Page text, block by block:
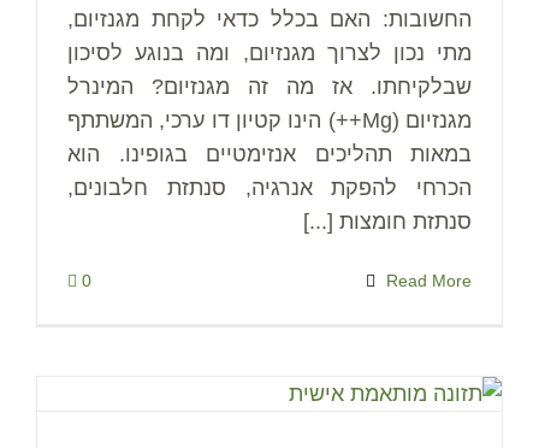
החשובות: האם בכלל כדאי לקחת מגנזיום,
מתי נכון לצרוך מגנזיום, ומה בנוגע לסיכון
שבלקיחתו. אז מה זה מגנזיום? המינרל
מגנזיום (Mg++) הינו קטיון דו ערכי, המשתתף
במאות תהליכים אנזימטיים בגופינו. הוא
הכרחי להפקת אנרגיה, סנתזת חלבונים,
סנתזת חומצות [...]
Read More
0